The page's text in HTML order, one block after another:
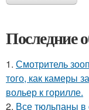
Последние
1. Смотритель
того, как камеры
вольер к горилле.
2. Все тюльпаны в